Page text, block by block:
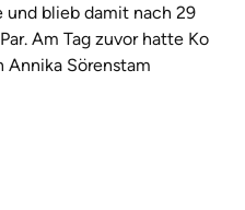
und blieb damit nach 29
Am Tag zuvor hatte Ko
Annika Sörenstam